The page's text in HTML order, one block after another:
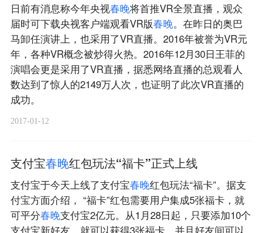
日前有消息称今年央视春晚将首推VR全景直播，观众
届时可下载央视客户端观看VR版春晚。在昨日的奥巴
马卸任演讲上，也采用了VR直播。2016年被誉为VR元
年，各种VR概念被炒得火热。2016年12月30日王菲的
演唱会更是采用了VR直播，据悉网络直播的总观看人
数达到了惊人的2149万人次，也证明了此次VR直播的
成功。
2017-01-12
支付宝春晚红包玩法“福卡”正式上线
支付宝于今天上线了支付宝春晚红包玩法“福卡”。据支
付宝方面介绍， “福卡”红包需要用户集成5张福卡，就
可平分春晚支付宝2亿元。从1月28日起，只要添加10个
支付宝新好友，就可以获得3张福卡，并且好友间可以